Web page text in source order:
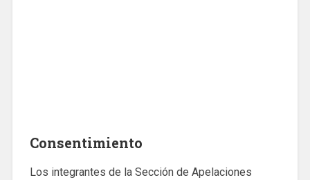
Consentimiento
Los integrantes de la Sección de Apelaciones